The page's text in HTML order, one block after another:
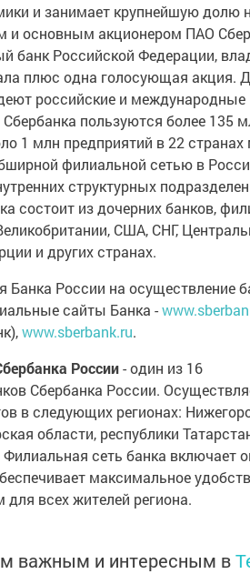
и занимает крупнейшую долю
и основным акционером ПАО
банк Российской Федерации,
плюс одна голосующая акция.
российские и международные
пользуются более 135
1 млн предприятий в 22
филиальной сетью в
структурных
состоит из дочерних банков,
США, СНГ,
и других странах.
Банка России на осуществление
сайты Банка -
www.sberbank.ru.
России- один из 16
Сбербанка России.
в следующих регионах:
области, республики
сеть банка включает
максимальное
для всех жителей региона.
важным и интересным в